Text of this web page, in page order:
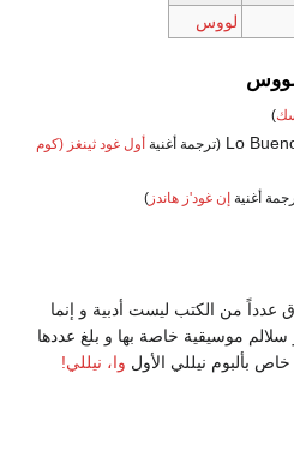
لووس
لووس
)
Lo (ترجمة أغنيةأول غود ثينغز (كوم
أغنيةإن غود'ز هاندز)
من الكتب ليست أدبية و إنما
موسيقية خاصة بها و بلغ عددها
وا، نيللي!